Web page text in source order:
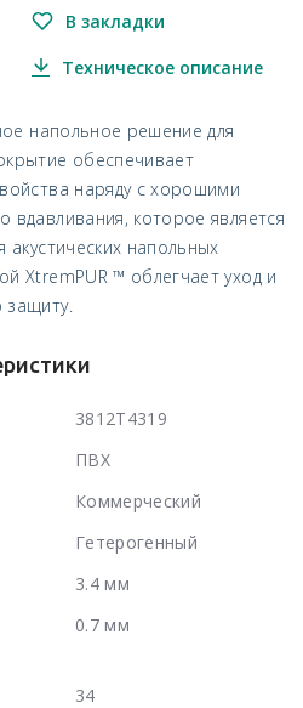
В закладки
Техническое описание
напольное решение для
обеспечивает
наряду с хорошими
вдавливания, которое является
напольных
XtremPUR ™ облегчает уход и
защиту.
3812T4319
ПВХ
Коммерческий
Гетерогенный
3.4 мм
0.7 мм
34